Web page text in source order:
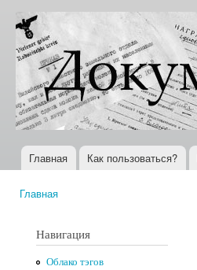
Документы
XX века
Всемирная
история в
Интернете
Главное меню
Главная Как пользоваться?
Главная
Навигация
Облако тэгов